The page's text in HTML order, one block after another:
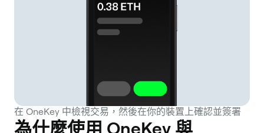
在 OneKey 中檢視交易，然後在你的裝置上確認並簽署
為什麼使用 OneKey 與